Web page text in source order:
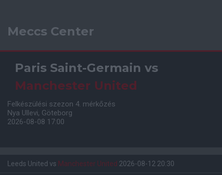
Meccs Center
Paris Saint-Germain vs
Manchester United
Felkészülési szezon 4. mérkőzés
Nya Ullevi, Göteborg
2026-08-08 17:00
Leeds United vs Manchester United 2026-08-12 20:30